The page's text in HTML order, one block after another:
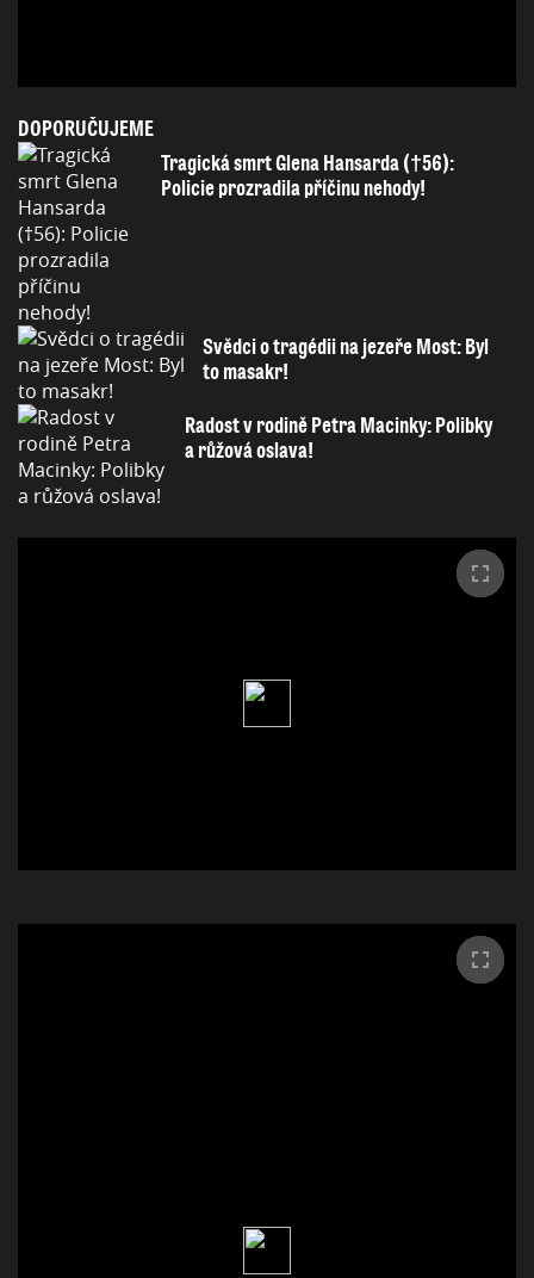
DOPORUČUJEME
Tragická smrt Glena Hansarda (†56):
Policie prozradila příčinu nehody!
Svědci o tragédii na jezeře Most: Byl
to masakr!
Radost v rodině Petra Macinky: Polibky
a růžová oslava!